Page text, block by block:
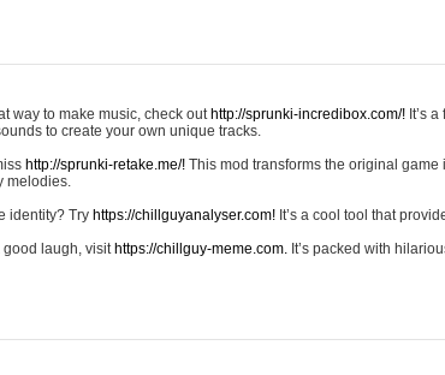
way to make music, check out http://sprunki-incredibox.com/! It’s
to create your own unique tracks.
http://sprunki-retake.me/! This mod transforms the original
melodies.
identity? Try https://chillguyanalyser.com! It’s a cool tool that
good laugh, visit https://chillguy-meme.com. It’s packed with